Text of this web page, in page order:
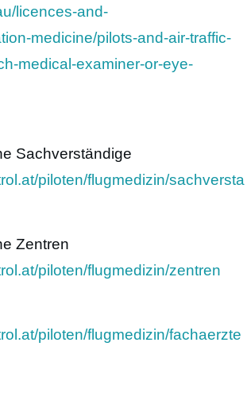
licences-and-
medicine/pilots-and-air-traffic-
medical-examiner-or-eye-
Sachverständige
piloten/flugmedizin/sachversta
Zentren
piloten/flugmedizin/zentren
piloten/flugmedizin/fachaerzte